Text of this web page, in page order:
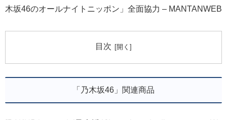
木坂46のオールナイトニッポン」全面協力 – MANTANWEB
目次
「乃木坂46」関連商品